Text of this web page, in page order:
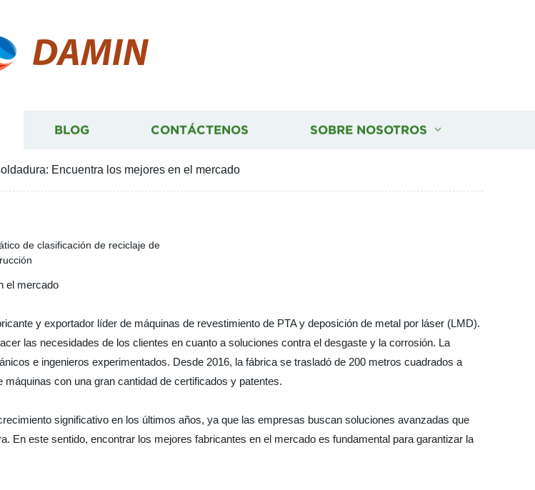
DAMIN
BLOG CONTÁCTENOS SOBRE NOSOTROS
Encuentra los mejores en el mercado
el mercado
y exportador líder de máquinas de revestimiento de PTA y deposición de metal por láser (LMD).
las necesidades de los clientes en cuanto a soluciones contra el desgaste y la corrosión. La
e ingenieros experimentados. Desde 2016, la fábrica se trasladó de 200 metros cuadrados a
con una gran cantidad de certificados y patentes.
significativo en los últimos años, ya que las empresas buscan soluciones avanzadas que
En este sentido, encontrar los mejores fabricantes en el mercado es fundamental para garantizar la